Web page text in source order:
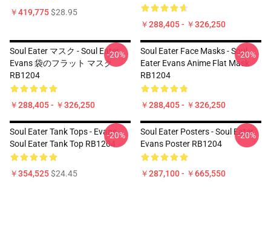
￥419,775$28.95
￥288,405 - ￥326,250
Soul Eater マスク - Soul Eater
Evans 袋のフラット マスク
RB1204
￥288,405 - ￥326,250
-20%
Soul Eater Face Masks - Soul
Eater Evans Anime Flat Mask
RB1204
￥288,405 - ￥326,250
-20%
Soul Eater Tank Tops - Evans
Soul Eater Tank Top RB1204
￥354,525$24.45
-20%
Soul Eater Posters - Soul Eater
Evans Poster RB1204
￥287,100 - ￥665,550
-20%